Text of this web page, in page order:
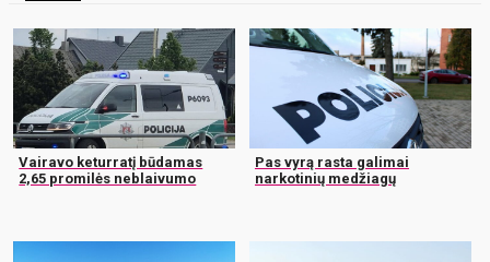
Vairavo keturratį būdamas
2,65 promilės neblaivumo
Pas vyrą rasta galimai
narkotinių medžiagų